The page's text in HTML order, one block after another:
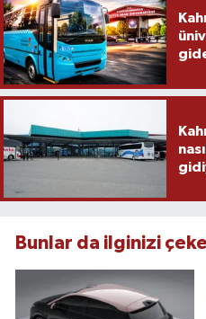
Bunlar da ilginizi